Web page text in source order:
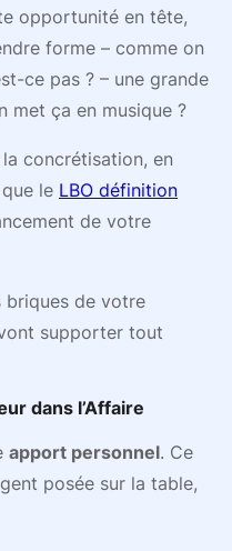
opportunité en tête,
forme – comme on
ce pas ? – une grande
met ça en musique ?
concrétisation, en
le LBO définition
de votre
briques de votre
supporter tout
dans l’Affaire
apport personnel. Ce
posée sur la table,